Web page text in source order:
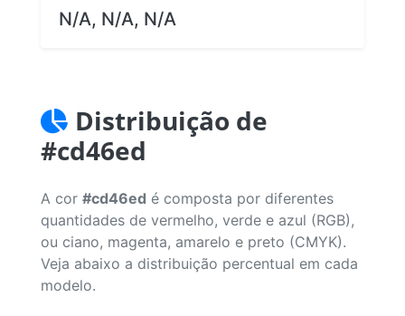
N/A, N/A, N/A
Distribuição de
#cd46ed
A cor #cd46ed é composta por diferentes
quantidades de vermelho, verde e azul (RGB),
ou ciano, magenta, amarelo e preto (CMYK).
Veja abaixo a distribuição percentual em cada
modelo.